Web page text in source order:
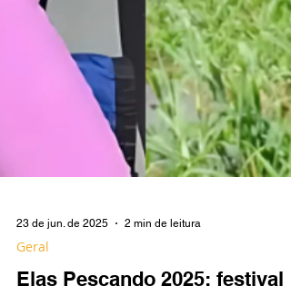
23 de jun. de 2025 2 min de leitura